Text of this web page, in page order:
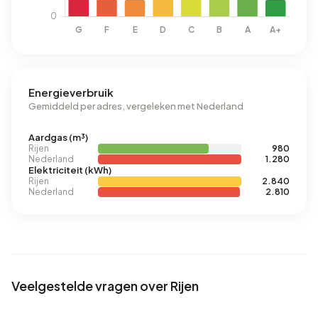
Energieverbruik
Gemiddeld per adres, vergeleken met Nederland
Aardgas (m³)
Rijen
980
Nederland
1.280
Elektriciteit (kWh)
Rijen
2.840
Nederland
2.810
Veelgestelde vragen over Rijen